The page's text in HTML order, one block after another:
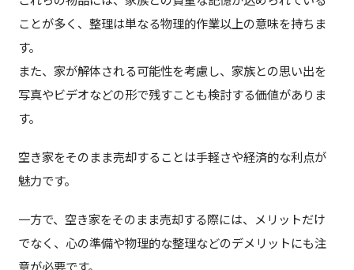
ことが多く、整理は単なる物理的作業以上の意味を持ちま
す。
また、家が解体される可能性を考慮し、家族との思い出を
写真やビデオなどの形で残すことも検討する価値がありま
す。
空き家をそのまま売却することは手軽さや経済的な利点が
魅力です。
一方で、空き家をそのまま売却する際には、メリットだけ
でなく、心の準備や物理的な整理などのデメリットにも注
意が必要です。